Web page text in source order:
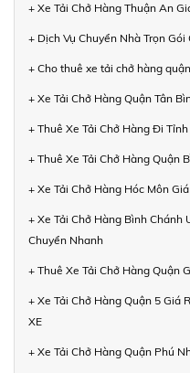
+ Xe Tải Chở Hàng Thuận An
+ Dịch Vụ Chuyển Nhà Trọn
+ Cho thuê xe tải chở hàng
+ Xe Tải Chở Hàng Quận Tân
+ Thuê Xe Tải Chở Hàng Đi
+ Thuê Xe Tải Chở Hàng Quận
+ Xe Tải Chở Hàng Hóc Môn
+ Xe Tải Chở Hàng Bình Chánh
Chuyển Nhanh
+ Thuê Xe Tải Chở Hàng Quận
+ Xe Tải Chở Hàng Quận 5 Giá
XE
+ Xe Tải Chở Hàng Quận Phú